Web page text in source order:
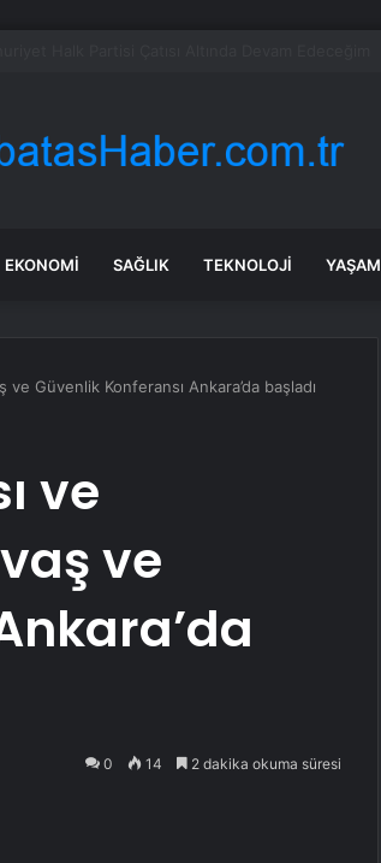
EKONOMI SAĞLIK TEKNOLOJI YAŞAM
Güvenlik Konferansı Ankara’da başladı
ve
ve
0 14 2 dakika okuma süresi